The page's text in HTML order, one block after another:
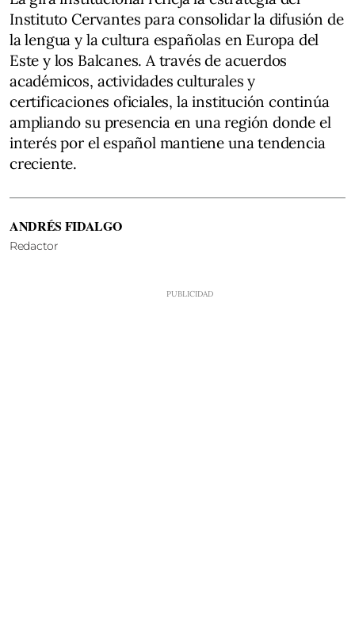
Instituto Cervantes para consolidar la difusión de
la lengua y la cultura españolas en Europa del
Este y los Balcanes. A través de acuerdos
académicos, actividades culturales y
certificaciones oficiales, la institución continúa
ampliando su presencia en una región donde el
interés por el español mantiene una tendencia
creciente.
ANDRÉS FIDALGO
Redactor